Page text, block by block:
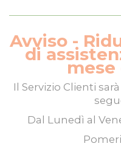
Avviso -
di
Il Servizio Clienti
Dal Lunedì al